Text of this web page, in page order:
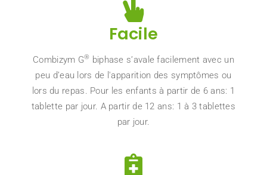
Facile
Combizym G® biphase s’avale facilement avec un
peu d’eau lors de l'apparition des symptômes ou
lors du repas. Pour les enfants à partir de 6 ans: 1
tablette par jour. A partir de 12 ans: 1 à 3 tablettes
par jour.